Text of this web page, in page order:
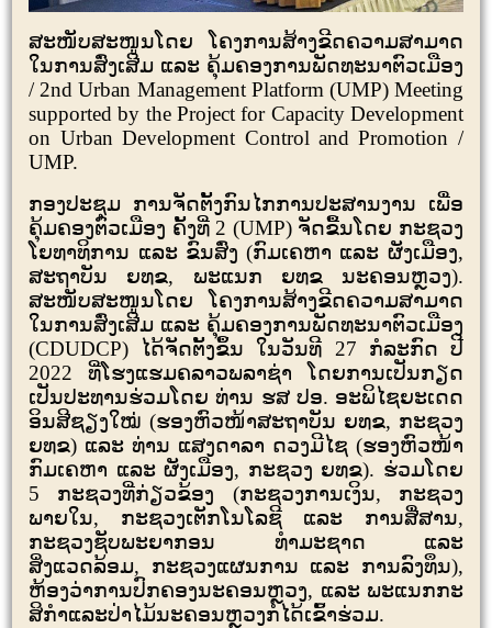
ສະໜັບສະໜູນໂດຍ ໂຄງການສ້າງຂີດຄວາມສາມາດ
ໃນການສົ່ງເສີມ ແລະ ຄຸ້ມຄອງການພັດທະນາຕົວເມືອງ
/2nd Urban Management Platform (UMP) Meeting
supported by the Project for Capacity Development
on Urban Development Control and Promotion /
UMP.
ກອງປະຊຸມ ການຈັດຕັ້ງກົນໄກການປະສານງານ ເພື່ອ
ຄຸ້ມຄອງຕົວເມືອງ ຄັ້ງທີ່2 (UMP) ຈັດຂື້ນໂດຍ ກະຊວງ
ໂຍທາທິການ ແລະ ຂົນສົ່ງ (ກົມເຄຫາ ແລະ ຜັງເມືອງ,
ສະຖາບັນ ຍທຂ, ພະແນກ ຍທຂ ນະຄອນຫຼວງ).
ສະໜັບສະໜູນໂດຍ ໂຄງການສ້າງຂີດຄວາມສາມາດ
ໃນການສົ່ງເສີມ ແລະ ຄຸ້ມຄອງການພັດທະນາຕົວເມືອງ
(CDUDCP) ໄດ້ຈັດຕັ້ງຂຶ້ນ ໃນວັນທີ 27 ກໍລະກົດ ປີ
2022 ທີ່ໂຮງແຮມຄລາວພລາຊ່າ ໂດຍການເປັນກຽດ
ເປັນປະທານຮ່ວມໂດຍ ທ່ານ ຮສ ປອ. ອະພິໄຊຍະເດດ
ອິນສີຊຽງໃໝ່ (ຮອງຫົວໜ້າສະຖາບັນ ຍທຂ, ກະຊວງ
ຍທຂ) ແລະ ທ່ານ ແສງດາລາ ດວງມີໄຊ (ຮອງຫົວໜ້າ
ກົມເຄຫາ ແລະ ຜັງເມືອງ, ກະຊວງ ຍທຂ). ຮ່ວມໂດຍ
5 ກະຊວງທີ່ກ່ຽວຂ້ອງ (ກະຊວງການເງິນ, ກະຊວງ
ພາຍໃນ, ກະຊວງເຕັກໂນໂລຊີ ແລະ ການສື່ສານ,
ກະຊວງຊັບພະຍາກອນ ທໍາມະຊາດ ແລະ
ສິ່ງແວດລ້ອມ, ກະຊວງແຜນການ ແລະ ການລົງທຶນ),
ຫ້ອງວ່າການປົກຄອງນະຄອນຫຼວງ, ແລະ ພະແນກກະ
ສິກໍາແລະປ່າໄມ້ນະຄອນຫຼວງກໍໄດ້ເຂົ້າຮ່ວມ.